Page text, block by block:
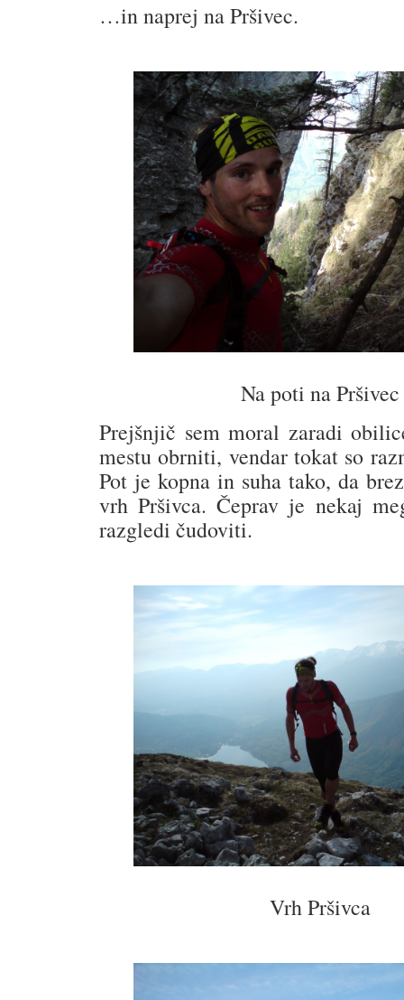
…in naprej na Pršivec.
Na poti na Pršivec
Prejšnjič sem moral zaradi
mestu obrniti, vendar tokat so
Pot je kopna in suha tako, da
vrh Pršivca. Čeprav je nekaj
razgledi čudoviti.
Vrh Pršivca